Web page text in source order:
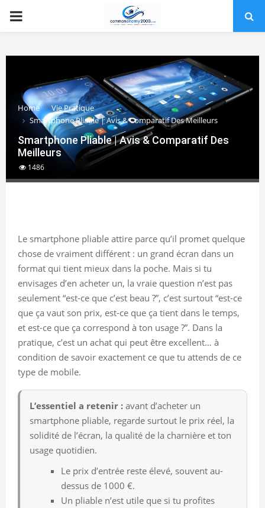
PRIMARY
Home
Vie Pratique
Smartphone Pliable | Avis & Comparatif Des Meilleurs
Smartphone Pliable | Avis & Comparatif Des
Meilleurs
1486
Le smartphone pliable attire parce qu’il promet quelque
chose de vraiment différent : un grand écran dans un
format qui tient mieux dans la poche. Mais si tu
envisages d’en acheter un, la vraie question n’est pas
seulement “est-ce que c’est beau ?”, c’est surtout “est-ce
que ça vaut son prix, est-ce que ça tient dans le temps,
et est-ce que ça correspond à ton usage ?”. Dans la
pratique, c’est un achat qui peut être excellent… à
condition de savoir exactement ce que tu attends de ce
type de mobile.
L’essentiel a retenir : avant d’acheter un
smartphone pliable, regarde surtout le prix réel, la
solidité de l’écran, la qualité de la charnière et ton
usage quotidien.
Le prix d’entrée reste élevé, souvent au-
dessus de 1000 €.
Un pliable n’est utile que si tu profites